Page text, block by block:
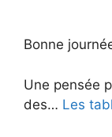
Bonne
Une pensée
des… Les